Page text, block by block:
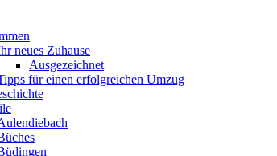
neues Zuhause
Ausgezeichnet
für einen erfolgreichen Umzug